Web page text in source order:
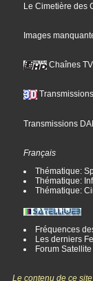
Le Cimetière des
Images
Chaînes
Transmissions
Français
Thématique:
Thématique:
Thématique:
Fréquences
Les derniers
Forum Satellite
Le contenu de ce